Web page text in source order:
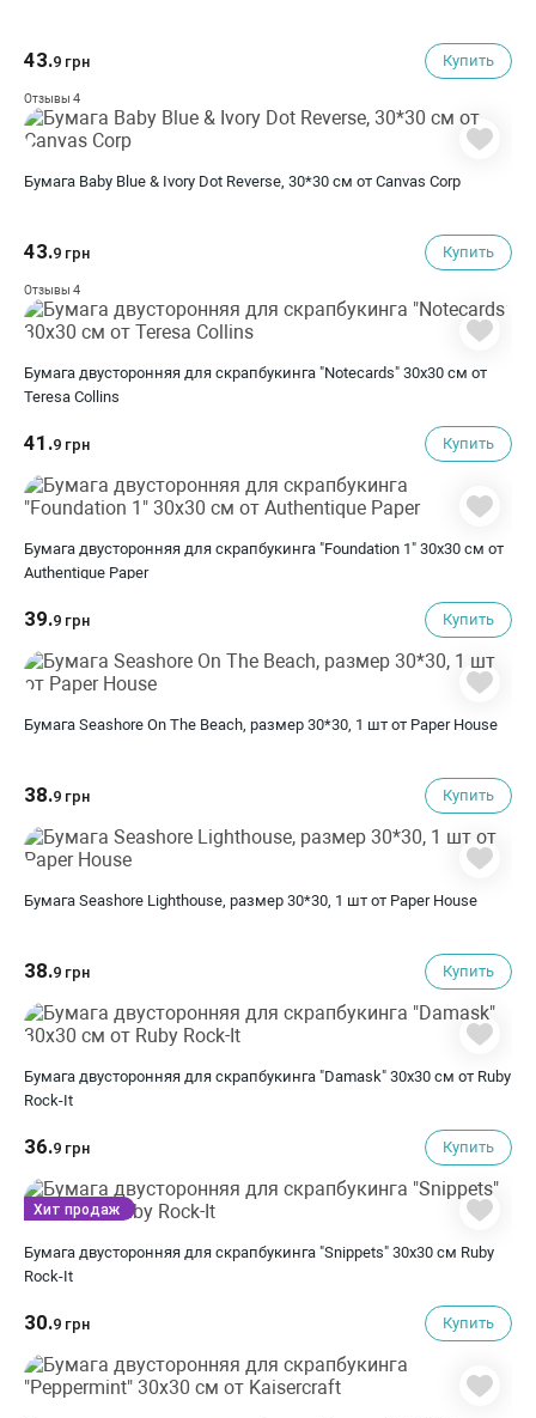
43.9 грн Купить
Отзывы 4
Бумага Baby Blue & Ivory Dot Reverse, 30*30 см от Canvas Corp
43.9 грн Купить
Отзывы 4
Бумага двусторонняя для скрапбукинга "Notecards" 30х30 см от
Teresa Collins
41.9 грн Купить
Бумага двусторонняя для скрапбукинга "Foundation 1" 30х30 см от
Authentique Paper
39.9 грн Купить
Бумага Seashore On The Beach, размер 30*30, 1 шт от Paper House
38.9 грн Купить
Бумага Seashore Lighthouse, размер 30*30, 1 шт от Paper House
38.9 грн Купить
Бумага двусторонняя для скрапбукинга "Damask" 30х30 см от Ruby
Rock-It
36.9 грн Купить
Бумага двусторонняя для скрапбукинга "Snippets" 30х30 см Ruby
Rock-It
30.9 грн Купить
Хит продаж